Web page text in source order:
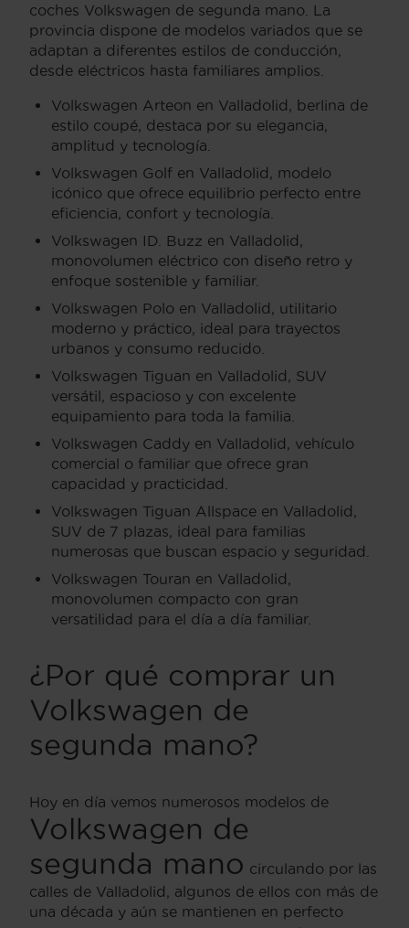
coches Volkswagen de segunda mano. La
provincia dispone de modelos variados que se
adaptan a diferentes estilos de conducción,
desde eléctricos hasta familiares amplios.
Volkswagen Arteon en Valladolid, berlina de
estilo coupé, destaca por su elegancia,
amplitud y tecnología.
Volkswagen Golf en Valladolid, modelo
icónico que ofrece equilibrio perfecto entre
eficiencia, confort y tecnología.
Volkswagen ID. Buzz en Valladolid,
monovolumen eléctrico con diseño retro y
enfoque sostenible y familiar.
Volkswagen Polo en Valladolid, utilitario
moderno y práctico, ideal para trayectos
urbanos y consumo reducido.
Volkswagen Tiguan en Valladolid, SUV
versátil, espacioso y con excelente
equipamiento para toda la familia.
Volkswagen Caddy en Valladolid, vehículo
comercial o familiar que ofrece gran
capacidad y practicidad.
Volkswagen Tiguan Allspace en Valladolid,
SUV de 7 plazas, ideal para familias
numerosas que buscan espacio y seguridad.
Volkswagen Touran en Valladolid,
monovolumen compacto con gran
versatilidad para el día a día familiar.
¿Por qué comprar un
Volkswagen de
segunda mano?
Hoy en día vemos numerosos modelos de
Volkswagen de
segunda mano circulando por las
calles de Valladolid, algunos de ellos con más de
una década y aún se mantienen en perfecto